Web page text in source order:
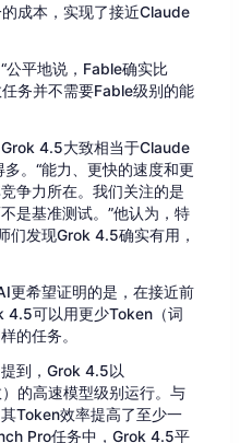
成本，实现了接近Claude
公平地说，Fable确实比
务并不需要Fable级别的能
4.5大致相当于Claude
。“能力、更快的速度和更
争力所在。我们关注的是
是基准测试。”他认为，特
们发现Grok 4.5确实有用，
更希望证明的是，在接近前
4.5可以用更少Token（词
的任务。
到，Grok 4.5以
的高速模型级别运行。与
Token效率提高了至少一
Pro任务中，Grok 4.5平